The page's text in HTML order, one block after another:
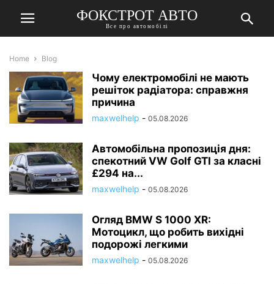
ФОКСТРОТ АВТО
Все про автомобілі
Home Blog
Чому електромобілі не мають
решіток радіатора: справжня
причина
maxwelhelp - 05.08.2026
Автомобільна пропозиція дня:
спекотний VW Golf GTI за класні
£294 на...
maxwelhelp - 05.08.2026
Огляд BMW S 1000 XR:
Мотоцикл, що робить вихідні
подорожі легкими
maxwelhelp - 05.08.2026